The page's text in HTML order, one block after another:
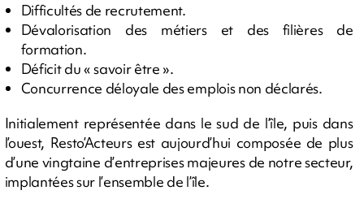
Difficultés de recrutement.
Dévalorisation des métiers et des filières de
formation.
Déficit du « savoir être ».
Concurrence déloyale des emplois non déclarés.
Initialement représentée dans le sud de l’île, puis dans
l’ouest, Resto’Acteurs est aujourd’hui composée de plus
d’une vingtaine d’entreprises majeures de notre secteur,
implantées sur l’ensemble de l’île.